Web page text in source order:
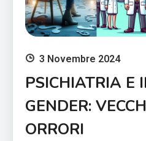
3 Novembre 2024
PSICHIATRIA E
GENDER:
ORRORI